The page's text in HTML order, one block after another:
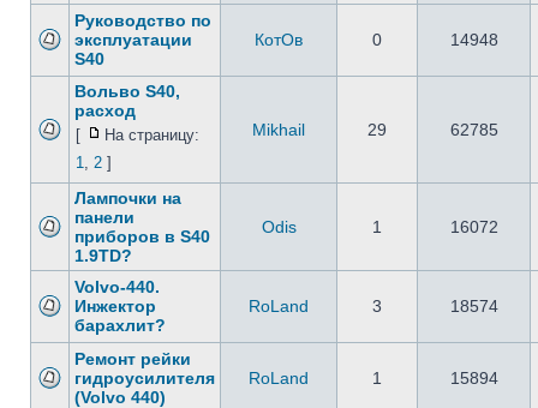
Руководство по
эксплуатации
S40
КотОв 0 14948
Вольво S40,
расход
[
На страницу:
1, 2 ]
Mikhail 29 62785
Лампочки на
панели
приборов в S40
1.9TD?
Odis 1 16072
Volvo-440.
Инжектор
барахлит?
RoLand 3 18574
Ремонт рейки
гидроусилителя
(Volvo 440)
RoLand 1 15894